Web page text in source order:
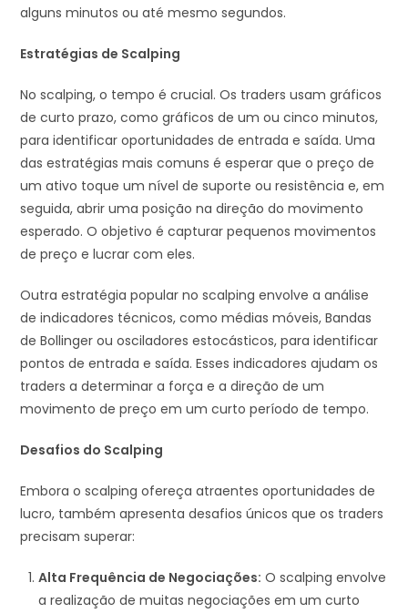
alguns minutos ou até mesmo segundos.
Estratégias de Scalping
No scalping, o tempo é crucial. Os traders usam gráficos
de curto prazo, como gráficos de um ou cinco minutos,
para identificar oportunidades de entrada e saída. Uma
das estratégias mais comuns é esperar que o preço de
um ativo toque um nível de suporte ou resistência e, em
seguida, abrir uma posição na direção do movimento
esperado. O objetivo é capturar pequenos movimentos
de preço e lucrar com eles.
Outra estratégia popular no scalping envolve a análise
de indicadores técnicos, como médias móveis, Bandas
de Bollinger ou osciladores estocásticos, para identificar
pontos de entrada e saída. Esses indicadores ajudam os
traders a determinar a força e a direção de um
movimento de preço em um curto período de tempo.
Desafios do Scalping
Embora o scalping ofereça atraentes oportunidades de
lucro, também apresenta desafios únicos que os traders
precisam superar:
Alta Frequência de Negociações: O scalping envolve
a realização de muitas negociações em um curto